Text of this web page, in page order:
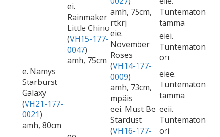
e. Namys
Starburst
Galaxy
(VH21-177-
0021)
amh, 80cm
ei.
Rainmaker
Little Chino
(VH15-177-
0047)
amh, 75cm
amh, 75cm,
rtkrj
Tuntematon
tamma
eie.
November
Roses
(VH14-177-
0009)
amh, 73cm,
mpäis
eiei.
Tuntematon
ori
eiee.
Tuntematon
tamma
eei. Must Be
Stardust
(VH16-177-
eeii.
Tuntematon
ori